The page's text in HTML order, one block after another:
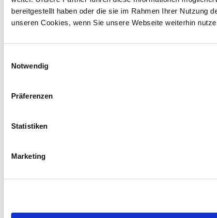
bereitgestellt haben oder die sie im Rahmen Ihrer Nutzung
unseren Cookies, wenn Sie unsere Webseite weiterhin
Notwendig
Präferenzen
Statistiken
Marketing